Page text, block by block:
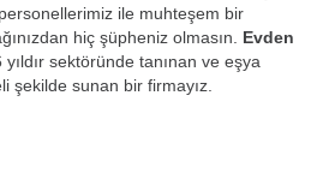
ile muhteşem bir
hiç şüpheniz olmasın. Evden
sektöründe tanınan ve eşya
şekilde sunan bir firmayız.